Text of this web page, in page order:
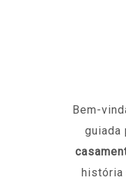
Bem-
guiada
história